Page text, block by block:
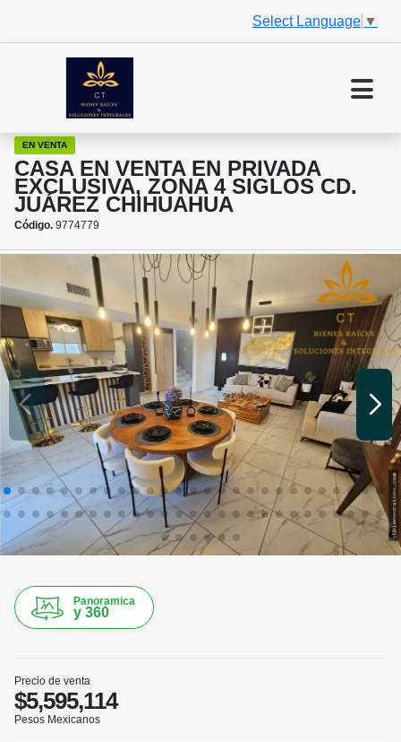
Select Language ▼
EN VENTA
CASA EN VENTA EN PRIVADA
EXCLUSIVA, ZONA 4 SIGLOS CD.
JUÁREZ CHIHUAHUA
Código. 9774779
Panoramica
y 360
Precio de venta
$5,595,114
Pesos Mexicanos